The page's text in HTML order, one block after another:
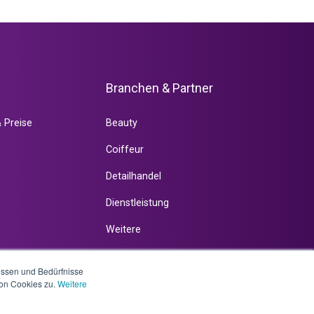
und Bedürfnisse
Cookies zu. Weitere
Preise
Branchen & Partner
Beauty
Coiffeur
Detailhandel
Dienstleistung
Weitere